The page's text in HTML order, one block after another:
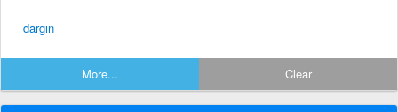
dargın
More... Clear